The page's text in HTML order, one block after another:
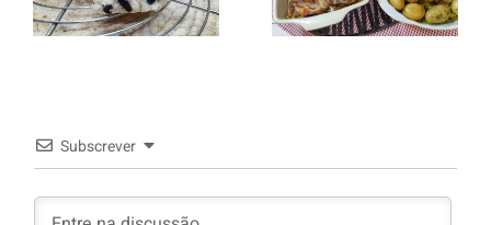
murro e
Subscrever